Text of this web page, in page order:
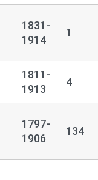
1831-
1914
1
1811-
1913
4
1797-
1906
134